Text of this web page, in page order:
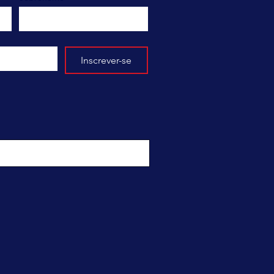
Inscrever-se